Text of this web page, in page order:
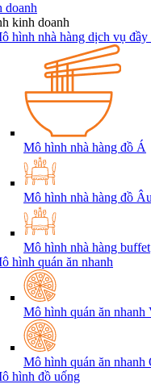
doanh
kinh doanh
hình nhà hàng dịch vụ đầy
Mô hình nhà hàng đồ Á
Mô hình nhà hàng đồ Âu
Mô hình nhà hàng buffet
hình quán ăn nhanh
Mô hình quán ăn nhanh
Mô hình quán ăn nhanh
hình đồ uống